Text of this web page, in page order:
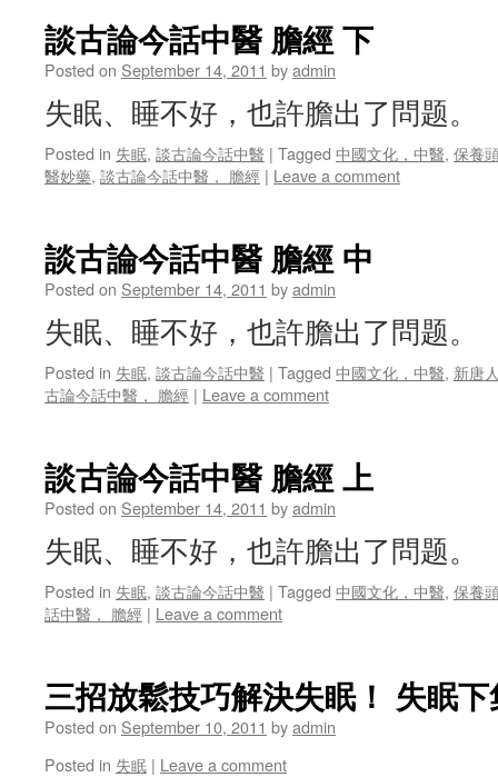
談古論今話中醫 膽經 下
Posted on September 14, 2011 byadmin
失眠、睡不好，也許膽出了問题。
Posted in 失眠, 談古論今話中醫 | Tagged 中國文化，中醫, 保養
醫妙藥, 談古論今話中醫， 膽經 | Leave a comment
談古論今話中醫 膽經 中
Posted on September 14, 2011 byadmin
失眠、睡不好，也許膽出了問题。
Posted in 失眠, 談古論今話中醫 | Tagged 中國文化，中醫, 新唐
古論今話中醫， 膽經 | Leave a comment
談古論今話中醫 膽經 上
Posted on September 14, 2011 byadmin
失眠、睡不好，也許膽出了問题。
Posted in 失眠, 談古論今話中醫 | Tagged 中國文化，中醫, 保養
話中醫， 膽經 | Leave a comment
三招放鬆技巧解決失眠！ 失眠下
Posted on September 10, 2011 byadmin
Posted in 失眠 | Leave a comment